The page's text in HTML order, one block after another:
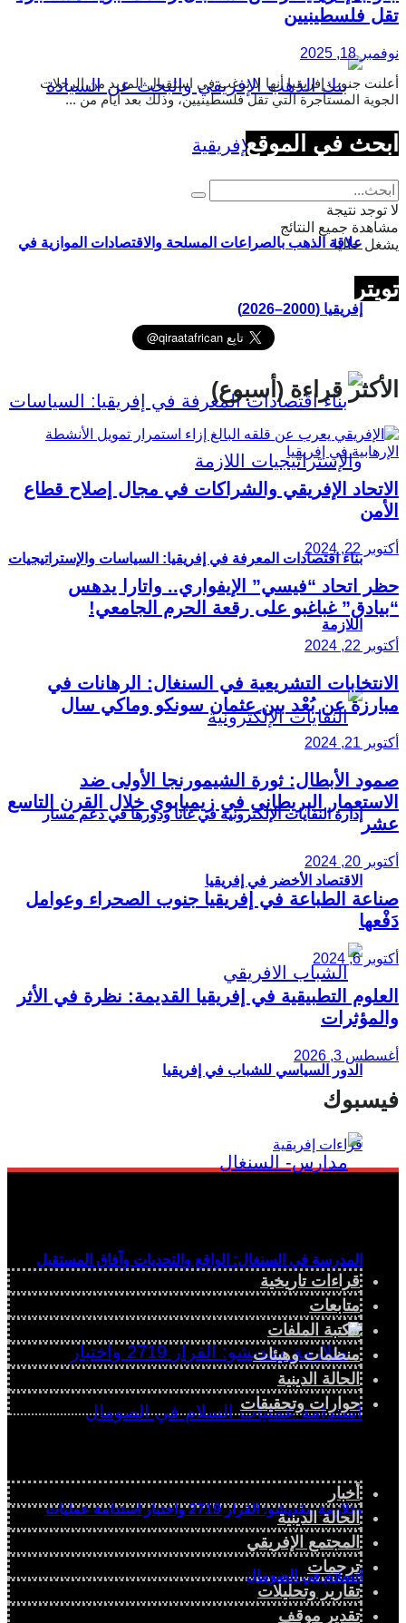
علاقة الذهب بالصراعات المسلحة والاقتصادات الموازية في
إفريقيا (2000–2026)
بناء اقتصادات المعرفة في إفريقيا: السياسات والإستراتيجيات
اللازمة
إدارة النفايات الإلكترونية في غانا ودورها في دعم مسار
الاقتصاد الأخضر في إفريقيا
الدور السياسي للشباب في إفريقيا
المدرسة في السنغال: الواقع والتحديات وآفاق المستقبل
متلازمة مقديشو: القرار 2719 واختبار استدامة عمليات
السلام في الصومال
تقل فلسطينيين
نوفمبر 18, 2025
أعلنت جنوب إفريقيا أنها لا ترغب في استقبال المزيد من الرحلات
الجوية المستأجرة التي تقل فلسطينيين، وذلك بعد أيام من ...
ابحث في الموقع
لا توجد نتيجة
مشاهدة جميع النتائج
يشغل حاليا
تويتر
الأكثر قراءة (أسبوع)
الاتحاد الإفريقي والشراكات في مجال إصلاح قطاع
الأمن
أكتوبر 22, 2024
حظر اتحاد “فيسي” الإيفواري.. واتارا يدهس
“بيادق” غباغبو على رقعة الحرم الجامعي!
أكتوبر 22, 2024
الانتخابات التشريعية في السنغال: الرهانات في
مبارزة عن بُعْد بين عثمان سونكو وماكي سال
أكتوبر 21, 2024
صمود الأبطال: ثورة الشيمورنجا الأولى ضد
الاستعمار البريطاني في زيمبابوي خلال القرن التاسع
عشر
أكتوبر 20, 2024
صناعة الطباعة في إفريقيا جنوب الصحراء وعوامل
دَفْعها
أكتوبر 6, 2024
العلوم التطبيقية في إفريقيا القديمة: نظرة في الأثر
والمؤثرات
أغسطس 3, 2026
فيسبوك
قراءات تاريخية
متابعات
مكتبة الملفات
منظمات وهيئات
الحالة الدينية
حوارات وتحقيقات
أخبار
الحالة الدينية
المجتمع الإفريقي
ترجمات
تقارير وتحليلات
تقدير موقف